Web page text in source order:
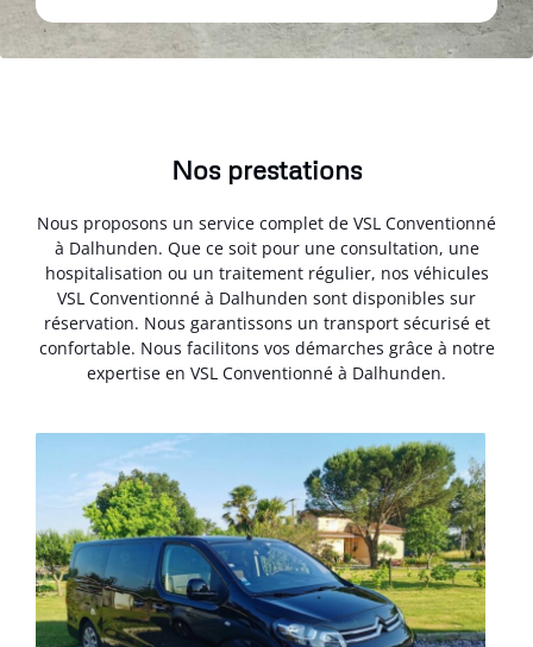
Nos prestations
Nous proposons un service complet de VSL Conventionné
à Dalhunden. Que ce soit pour une consultation, une
hospitalisation ou un traitement régulier, nos véhicules
VSL Conventionné à Dalhunden sont disponibles sur
réservation. Nous garantissons un transport sécurisé et
confortable. Nous facilitons vos démarches grâce à notre
expertise en VSL Conventionné à Dalhunden.